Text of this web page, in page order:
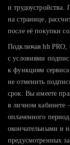
тратите
хотите
и
на странице,
после её покупки
Подключая hh PRO,
с условиями
к функциям
не отменить
срок. Вы имеете
в личном кабинете
оплаченного
окончательными и
предусмотренных